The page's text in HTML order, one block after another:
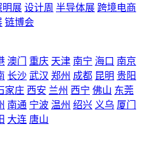
明展 设计周 半导体展 跨境电商
链博会
澳门 重庆 天津 南宁 海口 南京
长沙 武汉 郑州 成都 昆明 贵阳
家庄 西安 兰州 西宁 佛山 东莞
南通 宁波 温州 绍兴 义乌 厦门
大连 唐山